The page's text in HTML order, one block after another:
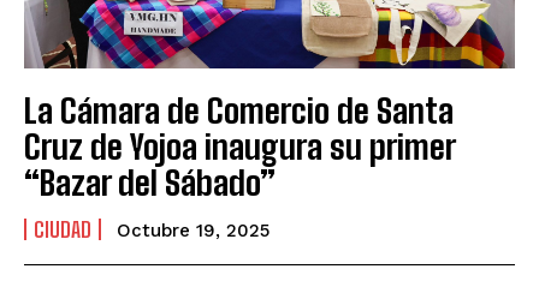
La Cámara de Comercio de Santa
Cruz de Yojoa inaugura su primer
“Bazar del Sábado”
CIUDAD Octubre 19, 2025